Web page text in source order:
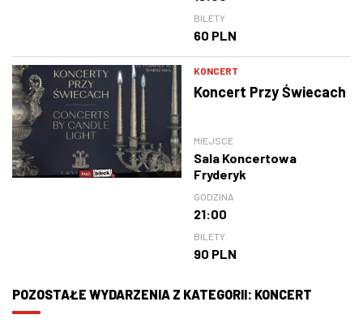
BILETY
60 PLN
KONCERT
Koncert Przy Świecach
MIEJSCE
Sala Koncertowa
Fryderyk
GODZINA
21:00
BILETY
90 PLN
POZOSTAŁE WYDARZENIA Z KATEGORII: KONCERT